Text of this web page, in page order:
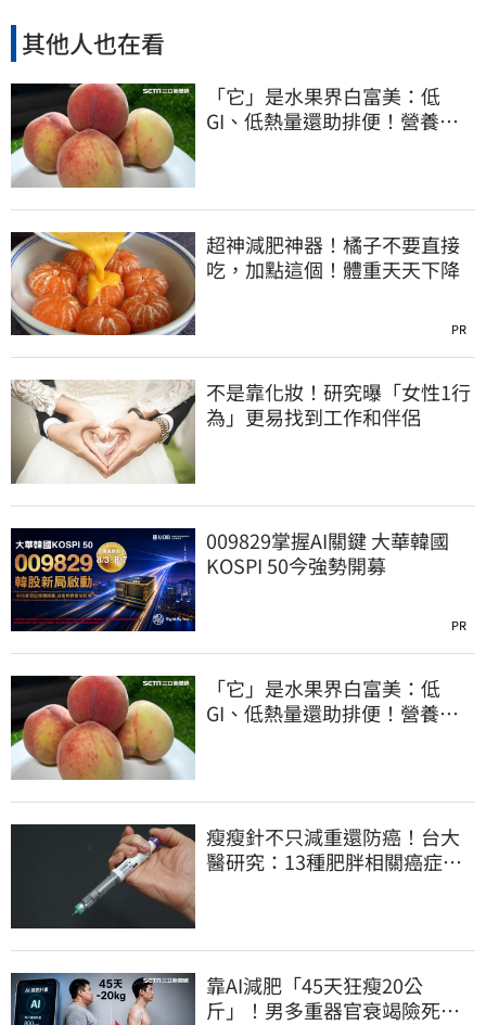
其他人也在看
「它」是水果界白富美：低
GI、低熱量還助排便！營養師
超神減肥神器！橘子不要直接
吃，加點這個！體重天天下降
PR
不是靠化妝！研究曝「女性1行
為」更易找到工作和伴侶
009829掌握AI關鍵 大華韓國
KOSPI 50今強勢開募
PR
「它」是水果界白富美：低
GI、低熱量還助排便！營養師
瘦瘦針不只減重還防癌！台大
醫研究：13種肥胖相關癌症風
靠AI減肥「45天狂瘦20公
斤」！男多重器官衰竭險死…